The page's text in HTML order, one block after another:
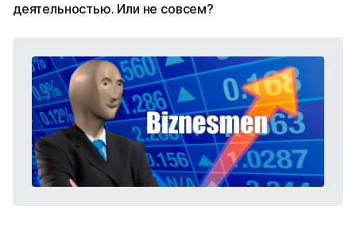
деятельностью. Или не совсем?